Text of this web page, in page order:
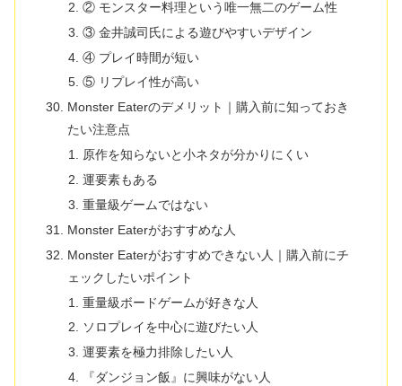
② モンスター料理という唯一無二のゲーム性
③ 金井誠司氏による遊びやすいデザイン
④ プレイ時間が短い
⑤ リプレイ性が高い
Monster Eaterのデメリット｜購入前に知っておき
たい注意点
原作を知らないと小ネタが分かりにくい
運要素もある
重量級ゲームではない
Monster Eaterがおすすめな人
Monster Eaterがおすすめできない人｜購入前にチ
ェックしたいポイント
重量級ボードゲームが好きな人
ソロプレイを中心に遊びたい人
運要素を極力排除したい人
『ダンジョン飯』に興味がない人